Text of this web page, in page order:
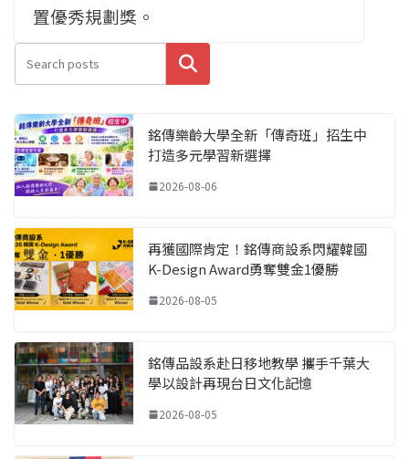
置優秀規劃獎。
搜尋
銘傳樂齡大學全新「傳奇班」招生中
打造多元學習新選擇
2026-08-06
再獲國際肯定！銘傳商設系閃耀韓國
K-Design Award勇奪雙金1優勝
2026-08-05
銘傳品設系赴日移地教學 攜手千葉大
學以設計再現台日文化記憶
2026-08-05